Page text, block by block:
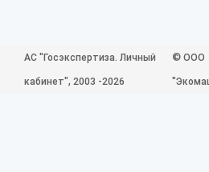
АС "Госэкспертиза. Личный
кабинет", 2003 -2026
©ООО